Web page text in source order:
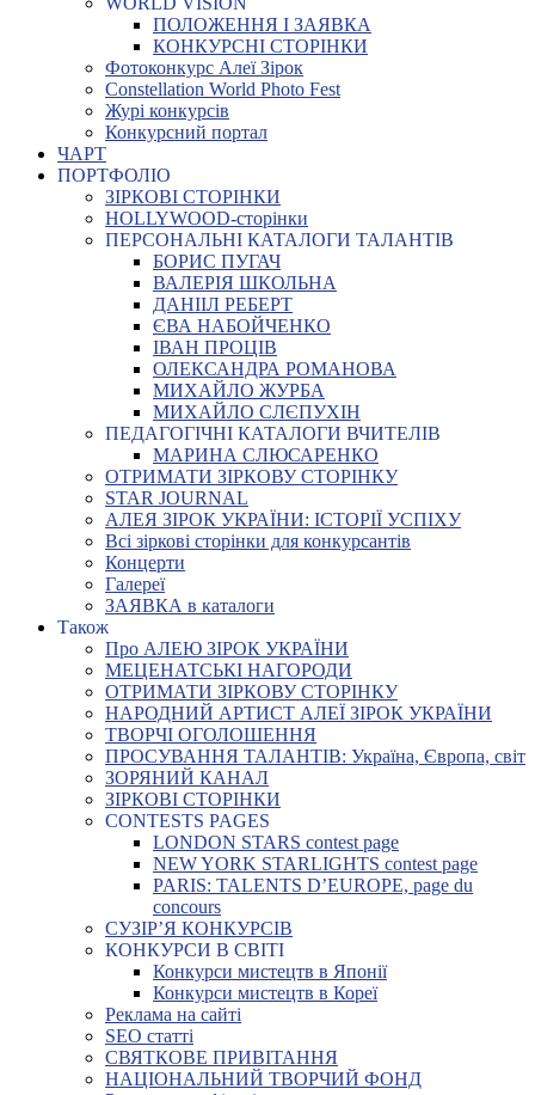
ПОЛОЖЕННЯ І ЗАЯВКА
КОНКУРСНІ СТОРІНКИ
Фотоконкурс Алеї Зірок
Constellation World Photo Fest
Журі конкурсів
Конкурсний портал
ЧАРТ
ПОРТФОЛІО
ЗІРКОВІ СТОРІНКИ
HOLLYWOOD-сторінки
ПЕРСОНАЛЬНІ КАТАЛОГИ ТАЛАНТІВ
БОРИС ПУГАЧ
ВАЛЕРІЯ ШКОЛЬНА
ДАНІІЛ РЕБЕРТ
ЄВА НАБОЙЧЕНКО
ІВАН ПРОЦІВ
ОЛЕКСАНДРА РОМАНОВА
МИХАЙЛО ЖУРБА
МИХАЙЛО СЛЄПУХІН
ПЕДАГОГІЧНІ КАТАЛОГИ ВЧИТЕЛІВ
МАРИНА СЛЮСАРЕНКО
ОТРИМАТИ ЗІРКОВУ СТОРІНКУ
STAR JOURNAL
АЛЕЯ ЗІРОК УКРАЇНИ: ІСТОРІЇ УСПІХУ
Всі зіркові сторінки для конкурсантів
Концерти
Галереї
ЗАЯВКА в каталоги
Також
Про АЛЕЮ ЗІРОК УКРАЇНИ
МЕЦЕНАТСЬКІ НАГОРОДИ
ОТРИМАТИ ЗІРКОВУ СТОРІНКУ
НАРОДНИЙ АРТИСТ АЛЕЇ ЗІРОК УКРАЇНИ
ТВОРЧІ ОГОЛОШЕННЯ
ПРОСУВАННЯ ТАЛАНТІВ: Україна, Європа, світ
ЗОРЯНИЙ КАНАЛ
ЗІРКОВІ СТОРІНКИ
CONTESTS PAGES
LONDON STARS contest page
NEW YORK STARLIGHTS contest page
PARIS: TALENTS D’EUROPE, page du
concours
СУЗІР’Я КОНКУРСІВ
КОНКУРСИ В СВІТІ
Конкурси мистецтв в Японії
Конкурси мистецтв в Кореї
Реклама на сайті
SEO статті
СВЯТКОВЕ ПРИВІТАННЯ
НАЦІОНАЛЬНИЙ ТВОРЧИЙ ФОНД